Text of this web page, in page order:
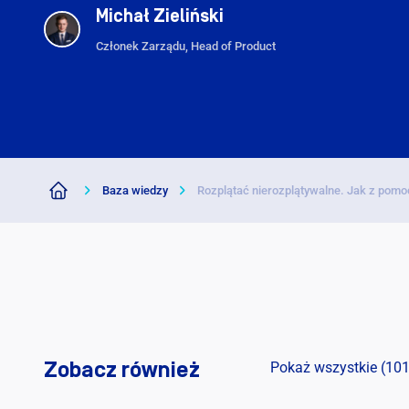
Michał Zieliński
Członek Zarządu, Head of Product
Baza wiedzy Rozplątać nierozplątywalne. Jak z
Zobacz również Pokaż wszystkie